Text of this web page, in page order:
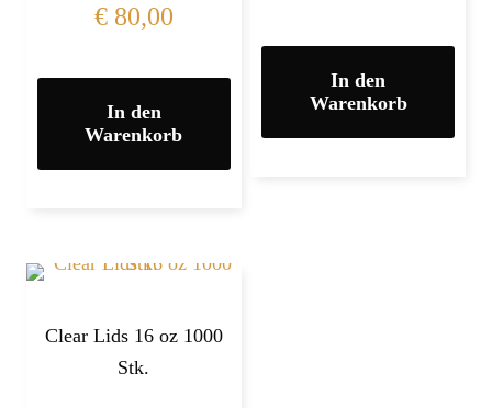
€80,00
In den
Warenkorb
In den
Warenkorb
Clear Lids 16 oz 1000
Stk.